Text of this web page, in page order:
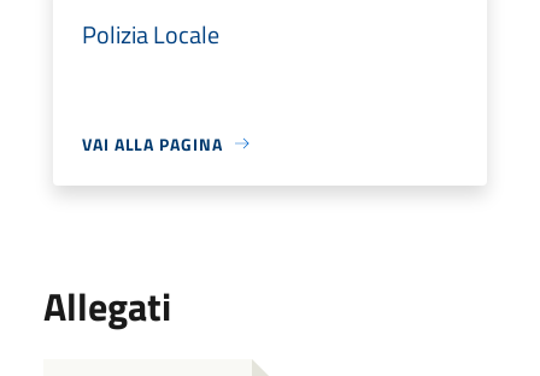
Polizia Locale
VAI ALLA PAGINA
Allegati